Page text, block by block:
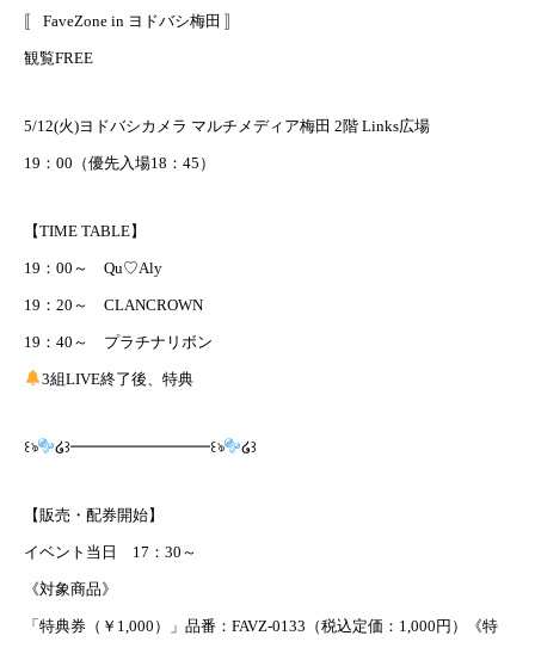
〚 FaveZone in ヨドバシ梅田 〛
観覧FREE
5/12(火)ヨドバシカメラ マルチメディア梅田 2階 Links広場
19：00（優先入場18：45）
【TIME TABLE】
19：00～ Qu♡Aly
19：20～ CLANCROWN
19：40～ プラチナリボン
3組LIVE終了後、特典
꒰ঌ ໒꒱━━━━━━━━━꒰ঌ ໒꒱
【販売・配券開始】
イベント当日 17：30～
《対象商品》
「特典券（￥1,000）」品番：FAVZ-0133（税込定価：1,000円）《特